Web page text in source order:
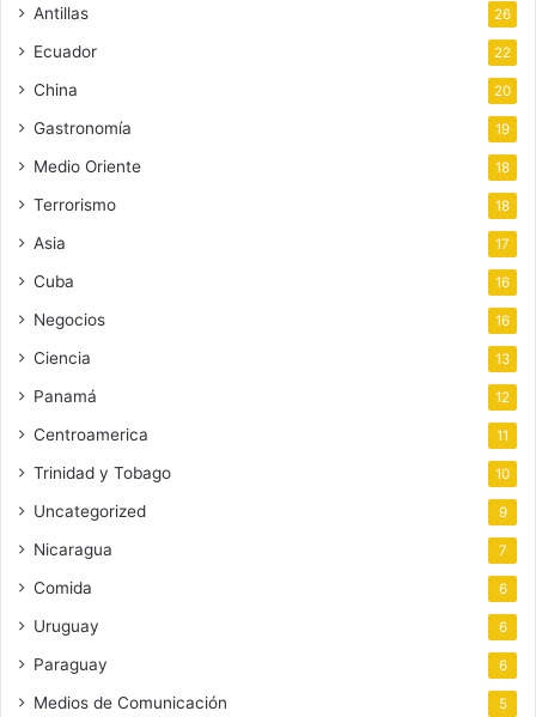
Antillas 26
Ecuador 22
China 20
Gastronomía 19
Medio Oriente 18
Terrorismo 18
Asia 17
Cuba 16
Negocios 16
Ciencia 13
Panamá 12
Centroamerica 11
Trinidad y Tobago 10
Uncategorized 9
Nicaragua 7
Comida 6
Uruguay 6
Paraguay 6
Medios de Comunicación 5